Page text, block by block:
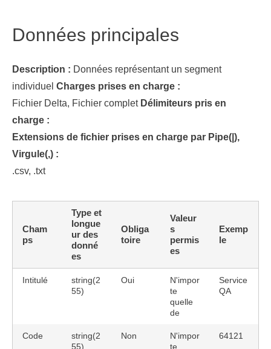
Données principales
Description : Données représentant un segment
individuel Charges prises en charge :
Fichier Delta, Fichier complet Délimiteurs pris en
charge :
Extensions de fichier prises en charge par Pipe(|),
Virgule(,) :
.csv, .txt
Cham
ps
Type et
longue
ur des
donné
es
Obliga
toire
Valeur
s
permis
es
Exemp
le
Intitulé
string(2
55)
Oui
N'impor
te
quelle
de
Service
QA
Code
string(2
55)
Non
N'impor
te
64121